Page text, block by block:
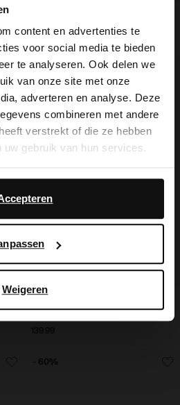
content en advertenties te
voor social media te bieden
te analyseren. Ook delen we
van onze site met onze
adverteren en analyse. Deze
combineren met andere
verstrekt of die ze hebben
gebruik van hun services.
met Google voor
Meer informatie over
gebruikt, vindt u op
Weigeren
199.99
139.99
- 60%
×
in English?
isn't Dutch. Would
English?
No, stay in Dutch